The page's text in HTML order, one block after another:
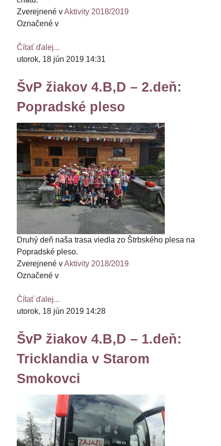
Zverejnené vAktivity 2018/2019
Označené v
Čítať ďalej...
utorok, 18 jún 2019 14:31
ŠvP žiakov 4.B,D – 2.deň:
Popradské pleso
Druhý deň naša trasa viedla zo Štrbského plesa na
Popradské pleso.
Zverejnené vAktivity 2018/2019
Označené v
Čítať ďalej...
utorok, 18 jún 2019 14:28
ŠvP žiakov 4.B,D – 1.deň:
Tricklandia v Starom
Smokovci